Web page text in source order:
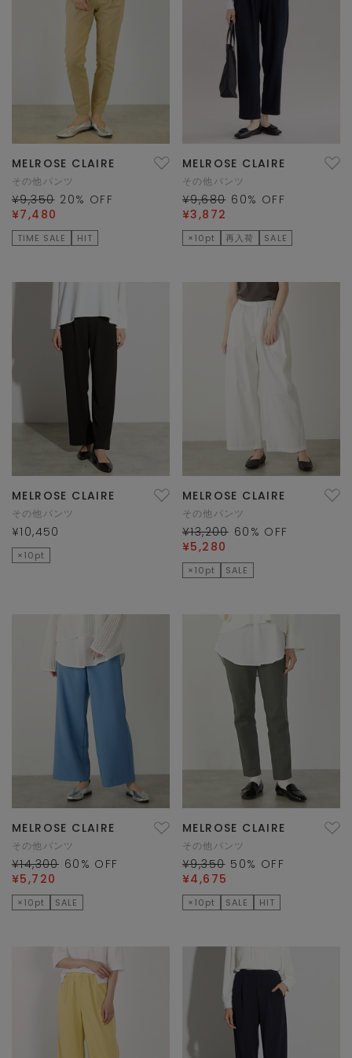
MELROSE CLAIRE
その他パンツ
¥9,350 20% OFF
¥7,480
TIME SALE HIT
MELROSE CLAIRE
その他パンツ
¥9,680 60% OFF
¥3,872
×10pt 再入荷 SALE
MELROSE CLAIRE
その他パンツ
¥10,450
×10pt
MELROSE CLAIRE
その他パンツ
¥13,200 60 % OFF
¥5,280
×10pt SALE
MELROSE CLAIRE
その他パンツ
¥14,300 60 % OFF
¥5,720
×10pt SALE
MELROSE CLAIRE
その他パンツ
¥9,350 50% OFF
¥4,675
×10pt SALE HIT